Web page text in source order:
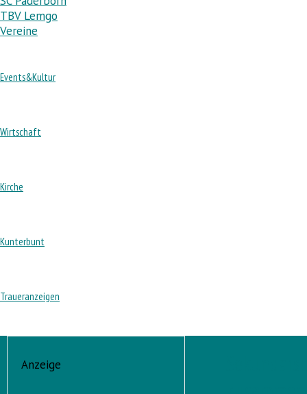
TBV Lemgo
Vereine
Events&Kultur
Wirtschaft
Kirche
Kunterbunt
Traueranzeigen
Anzeige